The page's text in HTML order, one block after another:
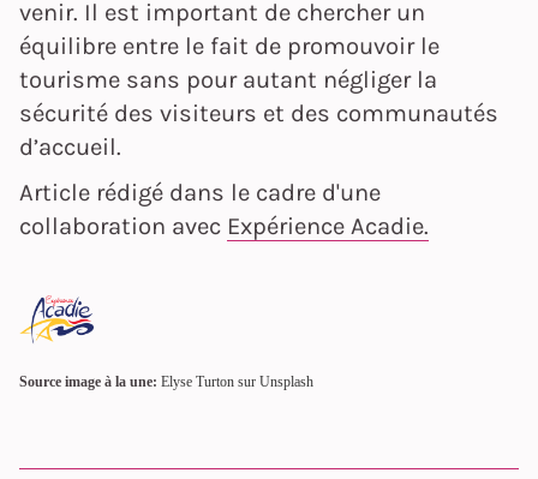
venir. Il est important de chercher un
équilibre entre le fait de promouvoir le
tourisme sans pour autant négliger la
sécurité des visiteurs et des communautés
d’accueil.
Article rédigé dans le cadre d'une
collaboration avec Expérience Acadie.
Source image à la une: Elyse Turton sur Unsplash